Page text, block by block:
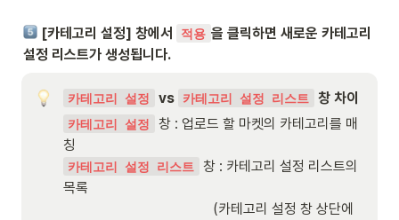
[카테고리 설정] 창에서 적용 을 클릭하면 새로운 카테고리
설정 리스트가 생성됩니다.
카테고리 설정 vs 카테고리 설정 리스트 창 차이
카테고리 설정
창 : 업로드 할 마켓의 카테고리를 매
칭
카테고리 설정 리스트
창 : 카테고리 설정 리스트의
목록